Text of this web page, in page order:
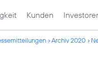
Kunden
Archiv 2020